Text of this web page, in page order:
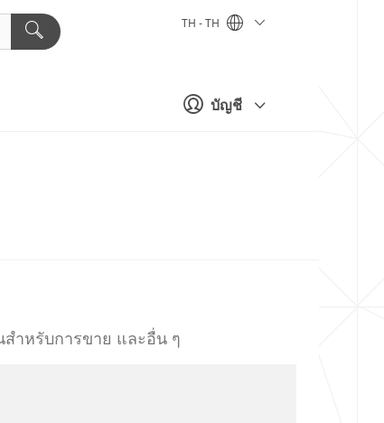
บัญชี
TH - TH
ำหรับการขาย และอื่น ๆ